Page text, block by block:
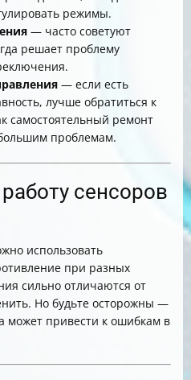
режимы.
— часто советуют
решает проблему
— если есть
лучше обратиться к
самостоятельный ремонт
проблемам.
сенсоров
использовать
при разных
сильно отличаются от
Но будьте осторожны —
может привести к ошибкам в